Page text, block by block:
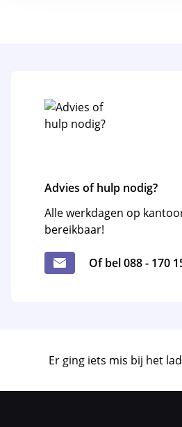
Advies of hulp nodig?
Alle werkdagen op
bereikbaar!
Of bel 088 - 170
Er ging iets mis bij het